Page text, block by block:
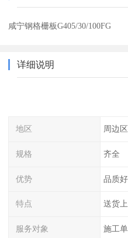
咸宁钢格栅板G405/30/100FG
详细说明
地区 周边
规格 齐全
优势 品质
特点 送货
服务对象 施工